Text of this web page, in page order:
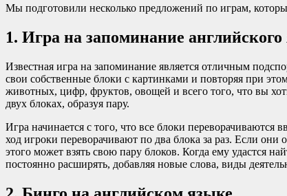
Мы подготовили несколько предложений по играм,
1. Игра на запоминание
Известная игра на запоминание является отличным
свои собственные блоки с картинками и повторяя при
животных, цифр, фруктов, овощей и всего того, что вы
двух блоках, образуя пару.
Игра начинается с того, что все блоки
ход игроки переворачивают по два блока за раз. Если
этого может взять свою пару блоков. Когда ему удастся
постоянно расширять, добавляя новые слова, виды